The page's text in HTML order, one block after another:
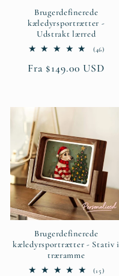
Brugerdefinerede
kæledyrsportrætter -
Udstrakt lærred
(46)46
i
Normalpris
Fra $149.00 USD
Brugerdefinerede
kæledyrsportrætter - Stativ i
træramme
(15)15